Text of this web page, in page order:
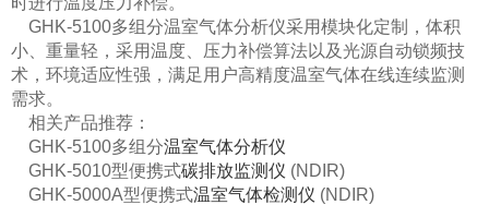
GHK-5100多组分温室气体分析仪采用模块化定制，体积
小、重量轻，采用温度、压力补偿算法以及光源自动锁频技
术，环境适应性强，满足用户高精度温室气体在线连续监测
需求。
相关产品推荐：
GHK-5100多组分温室气体分析仪
GHK-5010型便携式碳排放监测仪 (NDIR)
GHK-5000A型便携式温室气体检测仪 (NDIR)